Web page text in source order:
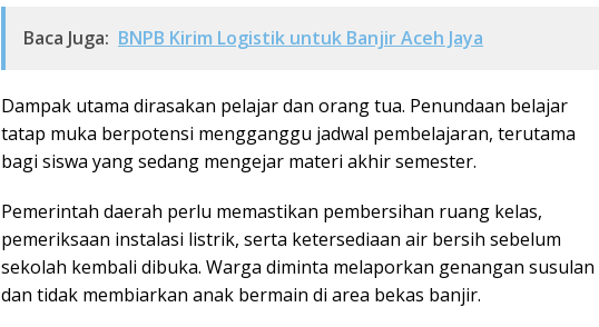
Baca Juga: BNPB Kirim Logistik untuk Banjir Aceh Jaya
Dampak utama dirasakan pelajar dan orang tua. Penundaan belajar
tatap muka berpotensi mengganggu jadwal pembelajaran, terutama
bagi siswa yang sedang mengejar materi akhir semester.
Pemerintah daerah perlu memastikan pembersihan ruang kelas,
pemeriksaan instalasi listrik, serta ketersediaan air bersih sebelum
sekolah kembali dibuka. Warga diminta melaporkan genangan susulan
dan tidak membiarkan anak bermain di area bekas banjir.